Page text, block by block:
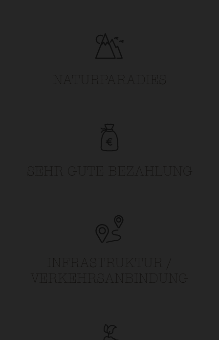
NATURPARADIES
SEHR GUTE BEZAHLUNG
INFRASTRUKTUR /
VERKEHRSANBINDUNG